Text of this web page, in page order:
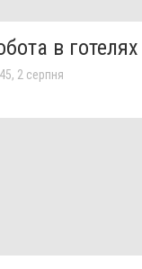
в
2 серпня